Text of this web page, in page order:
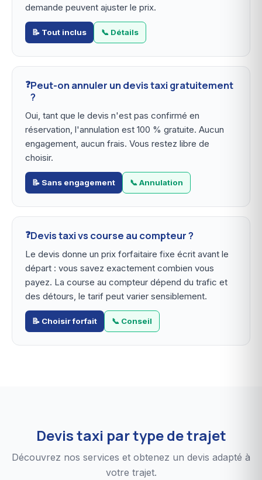
demande peuvent ajuster le prix.
📝 Tout inclus 📞 Détails
Peut-on annuler un devis taxi gratuitement
?
Oui, tant que le devis n'est pas confirmé en
réservation, l'annulation est 100 % gratuite. Aucun
engagement, aucun frais. Vous restez libre de
choisir.
📝 Sans engagement 📞 Annulation
Devis taxi vs course au compteur ?
Le devis donne un prix forfaitaire fixe écrit avant le
départ : vous savez exactement combien vous
payez. La course au compteur dépend du trafic et
des détours, le tarif peut varier sensiblement.
📝 Choisir forfait 📞 Conseil
Devis taxi par type de trajet
Découvrez nos services et obtenez un devis adapté à
votre trajet.